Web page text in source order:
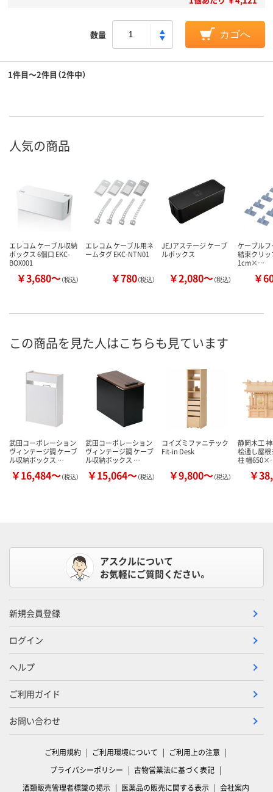
数量 カゴへ
1件目～2件目（2件中）
人気の商品
エレコム ケーブル収納
ボックス 6個口 EKC-
BOX001
￥3,680～（税込）
エレコム ケーブル用ネ
ームタグ EKC-NTN01
￥780（税込）
JEJアステージ ケーブ
ルボックス
￥2,080～（税込）
ケーブル
結束クリッ
1cm×…
￥
この商品を見た人はこちらも見ています
武田コーポレーション
ヴィンテージ調 ケーブ
ル収納ボックス …
￥16,484～（税込）
武田コーポレーション
ヴィンテージ調 ケーブ
ル収納ボックス …
￥15,064～（税込）
コイズミファニテック
Fit-in Desk
￥9,800～（税込）
静岡木工
桧通し屋根
柱 幅
￥
アスクルについて
お気軽にご質問ください。
新規会員登録
ログイン
ヘルプ
ご利用ガイド
お問い合わせ
ご利用規約 ご利用環境について
ご利用上の注意
プライバシーポリシー
古物営業法に基づく表記
酒類販売管理者標識の掲示
医薬品の販売に関する表示 会社案内